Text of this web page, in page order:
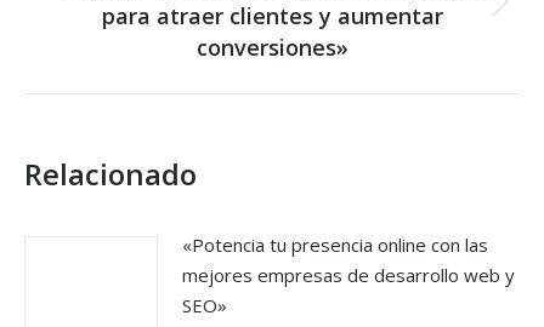
Next
post:
para atraer clientes y aumentar
conversiones»
Relacionado
«Potencia tu presencia online con las
mejores empresas de desarrollo web y
SEO»